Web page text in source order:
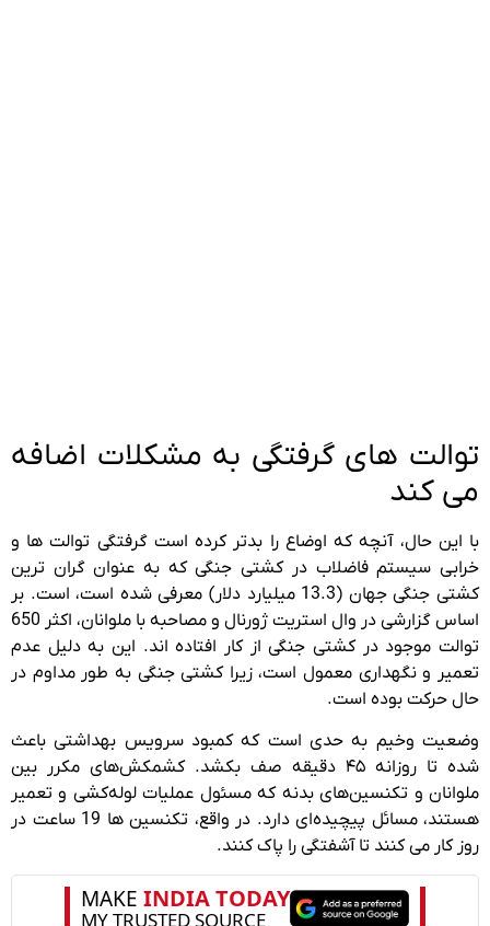
توالت های گرفتگی به مشکلات اضافه
می کند
با این حال، آنچه که اوضاع را بدتر کرده است گرفتگی توالت ها و
خرابی سیستم فاضلاب در کشتی جنگی که به عنوان گران ترین
کشتی جنگی جهان (13.3 میلیارد دلار) معرفی شده است، است. بر
اساس گزارشی در وال استریت ژورنال و مصاحبه با ملوانان، اکثر 650
توالت موجود در کشتی جنگی از کار افتاده اند. این به دلیل عدم
تعمیر و نگهداری معمول است، زیرا کشتی جنگی به طور مداوم در
حال حرکت بوده است.
وضعیت وخیم به حدی است که کمبود سرویس بهداشتی باعث
شده تا روزانه ۴۵ دقیقه صف بکشد. کشمکش‌های مکرر بین
ملوانان و تکنسین‌های بدنه که مسئول عملیات لوله‌کشی و تعمیر
هستند، مسائل پیچیده‌ای دارد. در واقع، تکنسین ها 19 ساعت در
روز کار می کنند تا آشفتگی را پاک کنند.